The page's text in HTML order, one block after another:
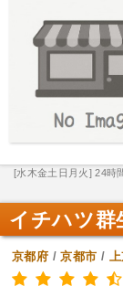
[水木金土日月火] 24時
イチハツ群
京都府 /京都市 /